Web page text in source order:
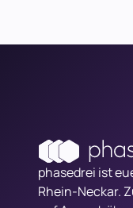
phasedrei ist
Rhein-Neckar.